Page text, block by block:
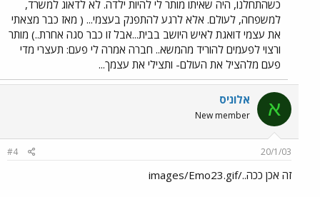
כשהתחלנו, היה שאיתו מותר לי להיות ילדה. לא לדאוג למשרד,
למשפחה, לעולם. אלא לרגע להתפנק בעצמי... ( מאז כבר מצאתי
את עצמי דואגת לאיש היושב בבית...אבל זו כבר סגה אחרת..) מותר
ורצוי לפעמים להוריד מהמשא.. חברה אמרה לי פעם: תעצרי מדי
פעם מלהציל את העולם- ותצילי את עצמך...
א אלוניס
New member
20/1/03
#4
זה אכן ככה../images/Emo23.gif